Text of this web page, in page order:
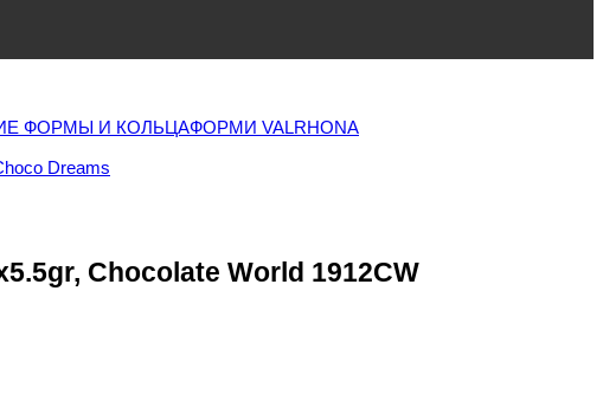
ФОРМЫ И КОЛЬЦАФОРМИ VALRHONA
Dreams
Chocolate World 1912CW